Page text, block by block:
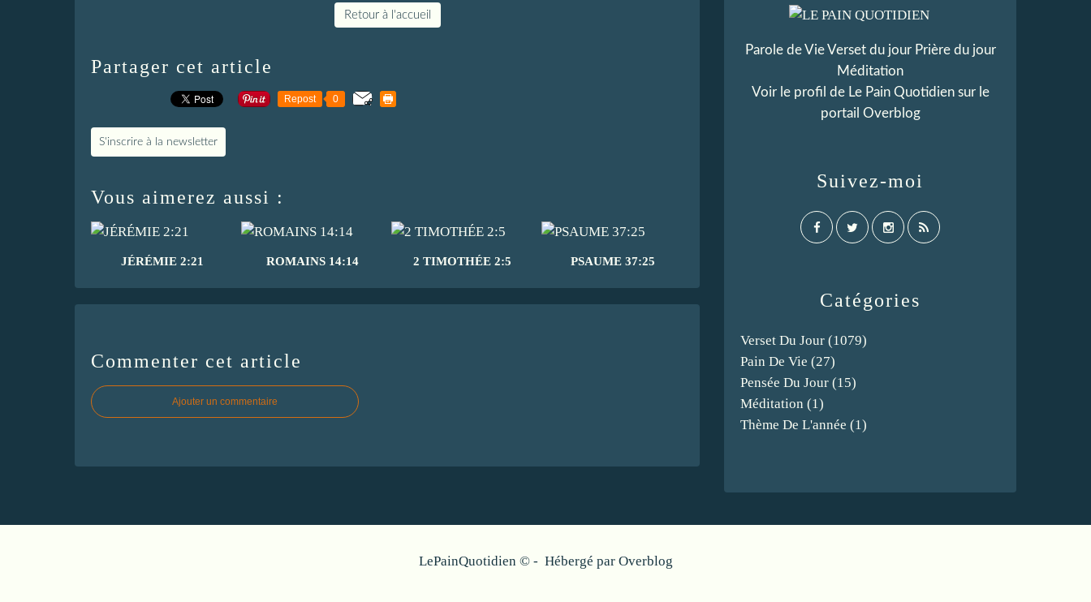
Retour à l'accueil
Partager cet article
Repost 0
S'inscrire à la newsletter
Vous aimerez aussi :
JÉRÉMIE 2:21 ROMAINS 14:14 2 TIMOTHÉE 2:5 PSAUME 37:25
Commenter cet article
Ajouter un commentaire
Catégories
Verset Du Jour (1079)
Pain De Vie (27)
Pensée Du Jour (15)
Méditation (1)
Thème De L'année (1)
Parole de Vie Verset du jour Prière du jour
Méditation
Voir le profil de Le Pain Quotidiensur le
portail Overblog
Suivez-moi
LePainQuotidien © - Hébergé par Overblog